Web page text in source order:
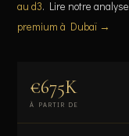
au d3. Lire notre
premium à Dubaï →
€675K
À PARTIR DE